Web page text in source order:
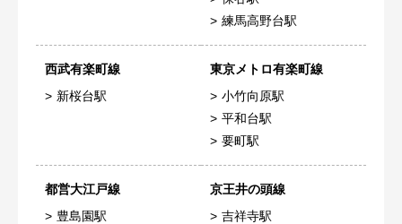
練馬高野台駅
西武有楽町線
新桜台駅
東京メトロ有楽町線
小竹向原駅
平和台駅
要町駅
都営大江戸線
豊島園駅
京王井の頭線
吉祥寺駅